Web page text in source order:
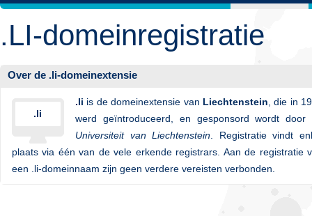
.LI-domeinregistratie
Over de .li-domeinextensie
.li
.li is de domeinextensie van Liechtenstein, die in
werd geïntroduceerd, en gesponsord wordt door
Universiteit van Liechtenstein. Registratie vindt
plaats via één van de vele erkende registrars. Aan de registratie
een .li-domeinnaam zijn geen verdere vereisten verbonden.